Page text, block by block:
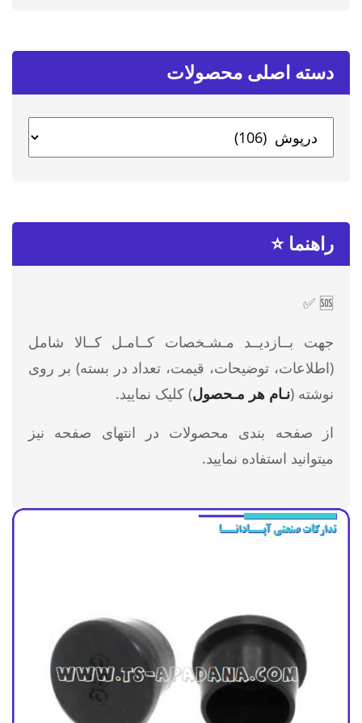
دسته‌ اصلی محصولات
راهنما ⭐
🆘 ✅
جهت بــازدیــد مـشـخصات کــامـل کــالا شامل
(اطلاعات، توضیحات، قیمت، تعداد در بسته) بر روی
نوشته (نـام هر مـحصول) کلیک نمایید.
از صفحه بندی محصولات در انتهای صفحه نیز
میتوانید استفاده نمایید.